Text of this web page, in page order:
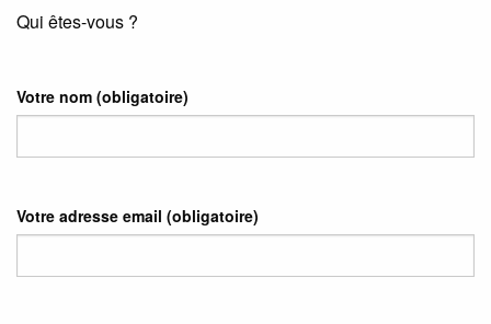
Qui êtes-vous ?
Votre nom (obligatoire)
Votre adresse email (obligatoire)